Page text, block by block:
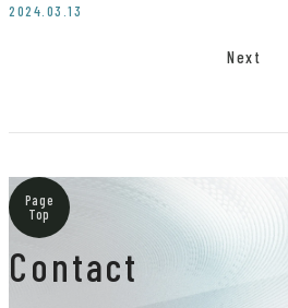
2024.03.13
Next
Page
Top
Contact